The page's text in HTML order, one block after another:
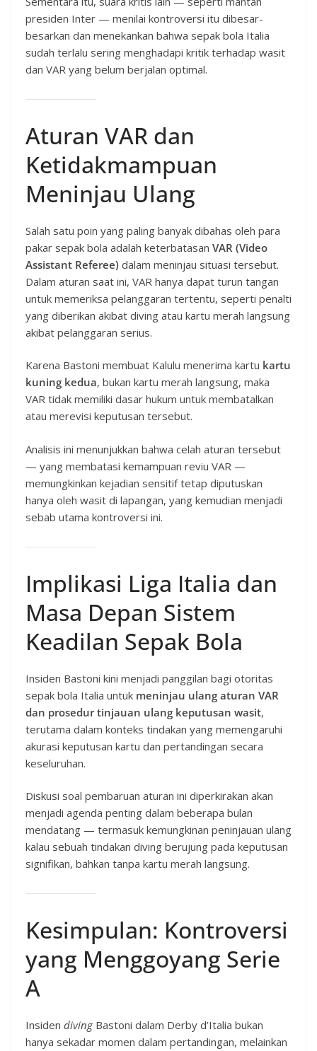
presiden Inter — menilai kontroversi itu dibesar-
besarkan dan menekankan bahwa sepak bola Italia
sudah terlalu sering menghadapi kritik terhadap wasit
dan VAR yang belum berjalan optimal.
Aturan VAR dan
Ketidakmampuan
Meninjau Ulang
Salah satu poin yang paling banyak dibahas oleh para
pakar sepak bola adalah keterbatasan VAR (Video
Assistant Referee) dalam meninjau situasi tersebut.
Dalam aturan saat ini, VAR hanya dapat turun tangan
untuk memeriksa pelanggaran tertentu, seperti penalti
yang diberikan akibat diving atau kartu merah langsung
akibat pelanggaran serius.
Karena Bastoni membuat Kalulu menerima kartu kartu
kuning kedua, bukan kartu merah langsung, maka
VAR tidak memiliki dasar hukum untuk membatalkan
atau merevisi keputusan tersebut.
Analisis ini menunjukkan bahwa celah aturan tersebut
— yang membatasi kemampuan reviu VAR —
memungkinkan kejadian sensitif tetap diputuskan
hanya oleh wasit di lapangan, yang kemudian menjadi
sebab utama kontroversi ini.
Implikasi Liga Italia dan
Masa Depan Sistem
Keadilan Sepak Bola
Insiden Bastoni kini menjadi panggilan bagi otoritas
sepak bola Italia untuk meninjau ulang aturan VAR
dan prosedur tinjauan ulang keputusan wasit,
terutama dalam konteks tindakan yang memengaruhi
akurasi keputusan kartu dan pertandingan secara
keseluruhan.
Diskusi soal pembaruan aturan ini diperkirakan akan
menjadi agenda penting dalam beberapa bulan
mendatang — termasuk kemungkinan peninjauan ulang
kalau sebuah tindakan diving berujung pada keputusan
signifikan, bahkan tanpa kartu merah langsung.
Kesimpulan: Kontroversi
yang Menggoyang Serie
A
Insiden diving Bastoni dalam Derby d’Italia bukan
hanya sekadar momen dalam pertandingan, melainkan